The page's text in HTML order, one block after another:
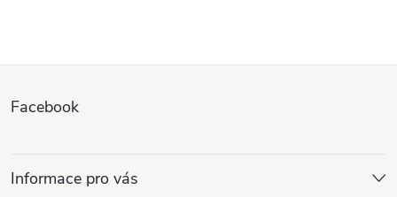
p
Facebook
Informace pro vás